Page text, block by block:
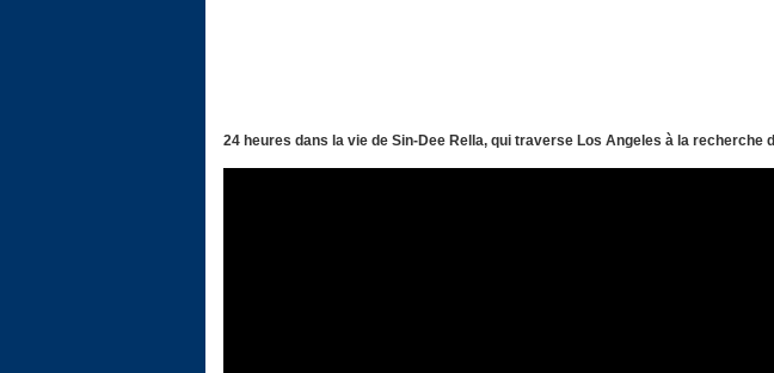
24 heures dans la vie de Sin-Dee Rella, qui traverse Los Angeles à la recherche